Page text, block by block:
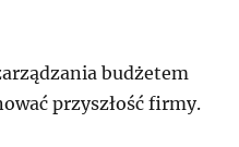
budżetem
przyszłość firmy.